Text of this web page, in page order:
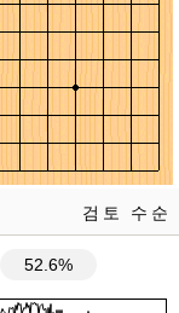
검토 수순
52.6%